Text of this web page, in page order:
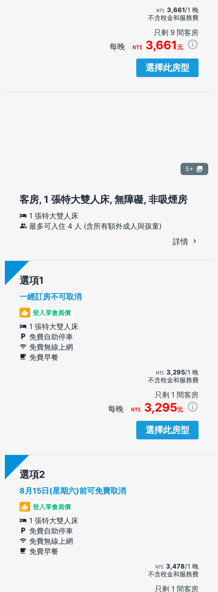
3,661/1 晚
不含稅金和服務費
只剩 9 間客房
每晚 3,661 元
選擇此房型
5+
客房, 1 張特大雙人床, 無障礙, 非吸煙房
1 張特大雙人床
最多可入住 4 人 (含所有額外成人與孩童)
詳情
選項
一經訂房不可取消
登入享會員價
1 張特大雙人床
免費自助停車
免費無線上網
免費早餐
3,295/1 晚
不含稅金和服務費
只剩 1 間客房
每晚 3,295元
選擇此房型
選項
8月15日(星期六)前可免費取消
登入享會員價
1 張特大雙人床
免費自助停車
免費無線上網
免費早餐
3,478/1 晚
不含稅金和服務費
只剩 1 間客房